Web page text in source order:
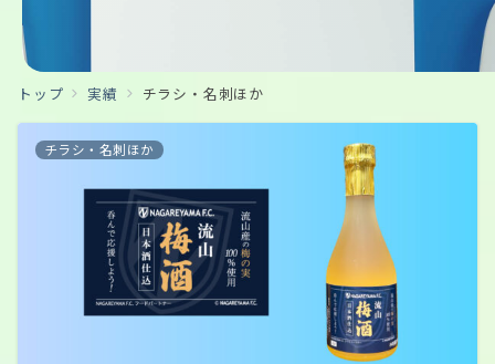
トップ 実績 チラシ・名刺ほか
チラシ・名刺ほか